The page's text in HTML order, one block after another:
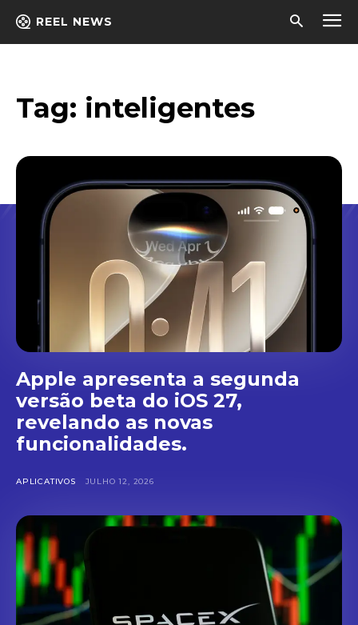
REEL NEWS
Tag: inteligentes
Apple apresenta a segunda
versão beta do iOS 27,
revelando as novas
funcionalidades.
APLICATIVOS JULHO 12, 2026